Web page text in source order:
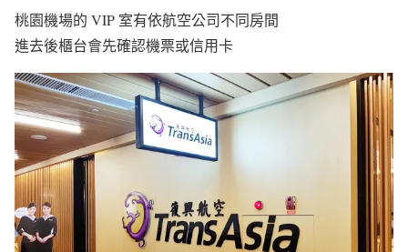
桃園機場的 VIP 室有依航空公司不同房間
進去後櫃台會先確認機票或信用卡